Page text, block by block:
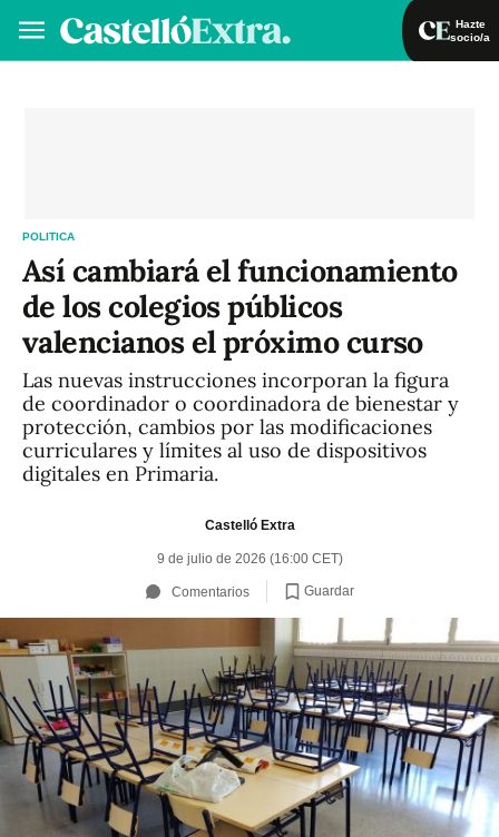
Hazte
socio/a
POLITICA
Así cambiará el funcionamiento
de los colegios públicos
valencianos el próximo curso
Las nuevas instrucciones incorporan la figura
de coordinador o coordinadora de bienestar y
protección, cambios por las modificaciones
curriculares y límites al uso de dispositivos
digitales en Primaria.
Castelló Extra
9 de julio de 2026 (16:00 CET)
Comentarios Guardar